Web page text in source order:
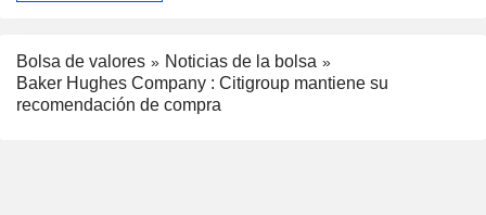
Bolsa de valores
Noticias de la bolsa
Baker Hughes Company : Citigroup mantiene su
recomendación de compra